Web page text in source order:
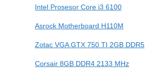
Intel Prosesor Core i3 6100
Asrock Motherboard H110M
Zotac VGA GTX 750 TI 2GB DDR5
Corsair 8GB DDR4 2133 MHz